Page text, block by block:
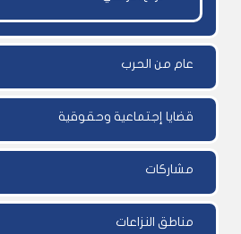
عام من الحرب
قضايا إجتماعية وحقوقية
مشاركات
مناطق النزاعات